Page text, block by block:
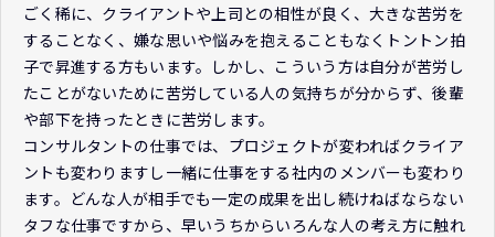
ごく稀に、クライアントや上司との相性が良く、大きな苦労を
することなく、嫌な思いや悩みを抱えることもなくトントン拍
子で昇進する方もいます。しかし、こういう方は自分が苦労し
たことがないために苦労している人の気持ちが分からず、後輩
や部下を持ったときに苦労します。
コンサルタントの仕事では、プロジェクトが変わればクライア
ントも変わりますし一緒に仕事をする社内のメンバーも変わり
ます。どんな人が相手でも一定の成果を出し続けねばならない
タフな仕事ですから、早いうちからいろんな人の考え方に触れ